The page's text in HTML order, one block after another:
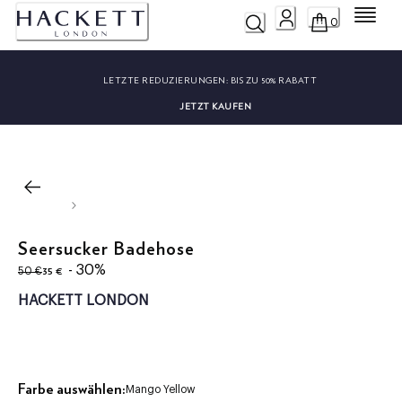
0 Menü
LETZTE REDUZIERUNGEN: BIS ZU 50% RABATT
JETZT KAUFEN
Seersucker Badehose
50 €
ursprünglicher Preis 50 €
35 €
aktueller Preis 35 €
- 30%
HACKETT LONDON
Farbe auswählen: Mango Yellow